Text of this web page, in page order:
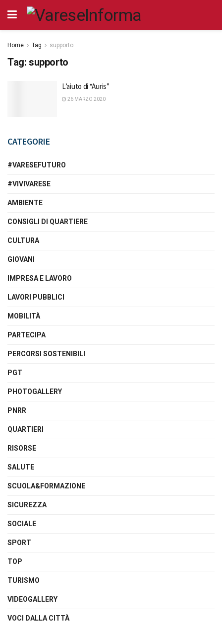
Home Tag supporto
Tag: supporto
L’aiuto di “Auris”
26 MARZO 2020
CATEGORIE
#VARESEFUTURO
#VIVIVARESE
AMBIENTE
CONSIGLI DI QUARTIERE
CULTURA
GIOVANI
IMPRESA E LAVORO
LAVORI PUBBLICI
MOBILITÀ
PARTECIPA
PERCORSI SOSTENIBILI
PGT
PHOTOGALLERY
PNRR
QUARTIERI
RISORSE
SALUTE
SCUOLA&FORMAZIONE
SICUREZZA
SOCIALE
SPORT
TOP
TURISMO
VIDEOGALLERY
VOCI DALLA CITTÀ